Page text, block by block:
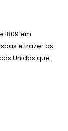
em
e trazer as
Unidas que